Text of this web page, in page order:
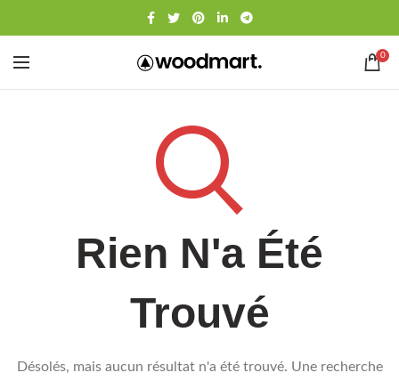
0
Rien N'a Été
Trouvé
Désolés, mais aucun résultat n'a été trouvé. Une recherche